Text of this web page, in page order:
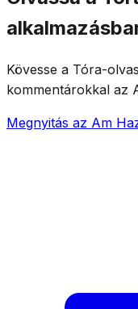
Kövesse a Tóra-
kommentárokkal az
Megnyitás az Am